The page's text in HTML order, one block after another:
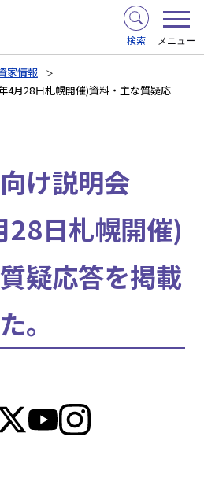
検索 メニュー
家情報
4月28日札幌開催)資料・主な質疑応
け説明会
日札幌開催)
疑応答を掲載
。